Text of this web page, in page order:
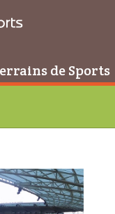
de Sports